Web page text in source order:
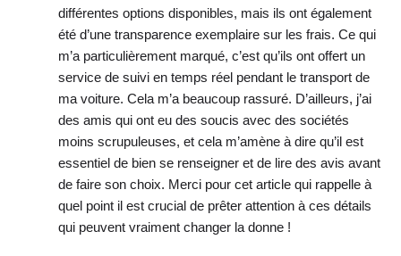
différentes options disponibles, mais ils ont également
été d’une transparence exemplaire sur les frais. Ce qui
m’a particulièrement marqué, c’est qu’ils ont offert un
service de suivi en temps réel pendant le transport de
ma voiture. Cela m’a beaucoup rassuré. D’ailleurs, j’ai
des amis qui ont eu des soucis avec des sociétés
moins scrupuleuses, et cela m’amène à dire qu’il est
essentiel de bien se renseigner et de lire des avis avant
de faire son choix. Merci pour cet article qui rappelle à
quel point il est crucial de prêter attention à ces détails
qui peuvent vraiment changer la donne !